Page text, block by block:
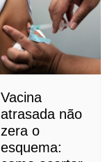
Vacina
atrasada não
zera o
esquema: